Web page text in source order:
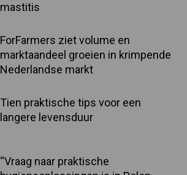
mastitis
ForFarmers ziet volume en
marktaandeel groeien in krimpende
Nederlandse markt
Tien praktische tips voor een
langere levensduur
“Vraag naar praktische